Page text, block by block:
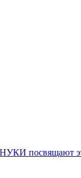
посвящают